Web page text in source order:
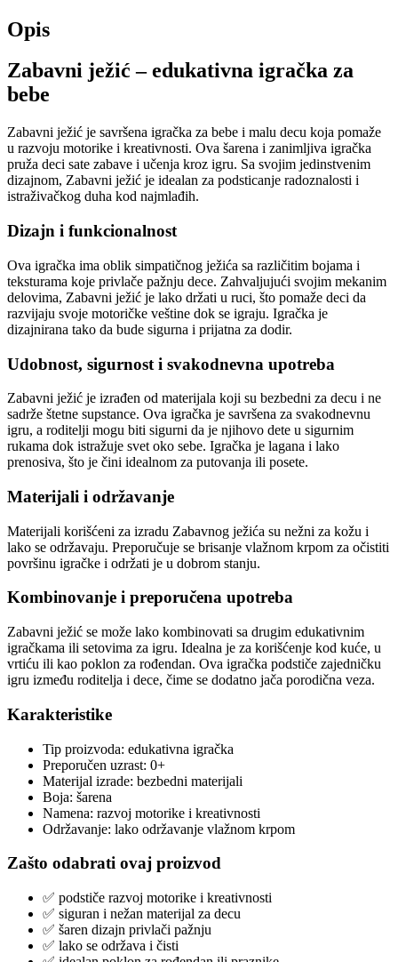
Opis
Zabavni ježić – edukativna igračka za
bebe
Zabavni ježić je savršena igračka za bebe i malu decu koja pomaže
u razvoju motorike i kreativnosti. Ova šarena i zanimljiva igračka
pruža deci sate zabave i učenja kroz igru. Sa svojim jedinstvenim
dizajnom, Zabavni ježić je idealan za podsticanje radoznalosti i
istraživačkog duha kod najmlađih.
Dizajn i funkcionalnost
Ova igračka ima oblik simpatičnog ježića sa različitim bojama i
teksturama koje privlače pažnju dece. Zahvaljujući svojim mekanim
delovima, Zabavni ježić je lako držati u ruci, što pomaže deci da
razvijaju svoje motoričke veštine dok se igraju. Igračka je
dizajnirana tako da bude sigurna i prijatna za dodir.
Udobnost, sigurnost i svakodnevna upotreba
Zabavni ježić je izrađen od materijala koji su bezbedni za decu i ne
sadrže štetne supstance. Ova igračka je savršena za svakodnevnu
igru, a roditelji mogu biti sigurni da je njihovo dete u sigurnim
rukama dok istražuje svet oko sebe. Igračka je lagana i lako
prenosiva, što je čini idealnom za putovanja ili posete.
Materijali i održavanje
Materijali korišćeni za izradu Zabavnog ježića su nežni za kožu i
lako se održavaju. Preporučuje se brisanje vlažnom krpom za očistiti
površinu igračke i održati je u dobrom stanju.
Kombinovanje i preporučena upotreba
Zabavni ježić se može lako kombinovati sa drugim edukativnim
igračkama ili setovima za igru. Idealna je za korišćenje kod kuće, u
vrtiću ili kao poklon za rođendan. Ova igračka podstiče zajedničku
igru između roditelja i dece, čime se dodatno jača porodična veza.
Karakteristike
Tip proizvoda: edukativna igračka
Preporučen uzrast: 0+
Materijal izrade: bezbedni materijali
Boja: šarena
Namena: razvoj motorike i kreativnosti
Održavanje: lako održavanje vlažnom krpom
Zašto odabrati ovaj proizvod
✅ podstiče razvoj motorike i kreativnosti
✅ siguran i nežan materijal za decu
✅ šaren dizajn privlači pažnju
✅ lako se održava i čisti